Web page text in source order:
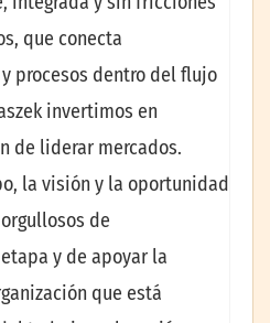
que conecta
y procesos dentro del flujo
invertimos en
de liderar mercados.
la visión y la oportunidad
de
y de apoyar la
que está